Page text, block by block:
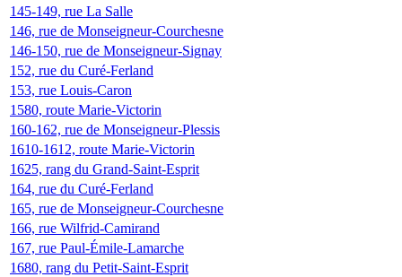
145-149, rue La Salle
146, rue de Monseigneur-Courchesne
146-150, rue de Monseigneur-Signay
152, rue du Curé-Ferland
153, rue Louis-Caron
1580, route Marie-Victorin
160-162, rue de Monseigneur-Plessis
1610-1612, route Marie-Victorin
1625, rang du Grand-Saint-Esprit
164, rue du Curé-Ferland
165, rue de Monseigneur-Courchesne
166, rue Wilfrid-Camirand
167, rue Paul-Émile-Lamarche
1680, rang du Petit-Saint-Esprit